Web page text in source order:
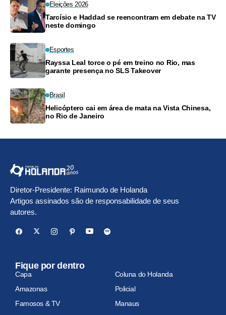
Eleições 2026
Tarcísio e Haddad se reencontram em debate na TV
neste domingo
Esportes
Rayssa Leal torce o pé em treino no Rio, mas
garante presença no SLS Takeover
Brasil
Helicóptero cai em área de mata na Vista Chinesa,
no Rio de Janeiro
Diretor-Presidente: Raimundo de Holanda
Artigos assinados são de responsabilidade de seus
autores.
Fique por dentro
Capa
Coluna do Holanda
Amazonas
Policial
Famosos & TV
Manaus